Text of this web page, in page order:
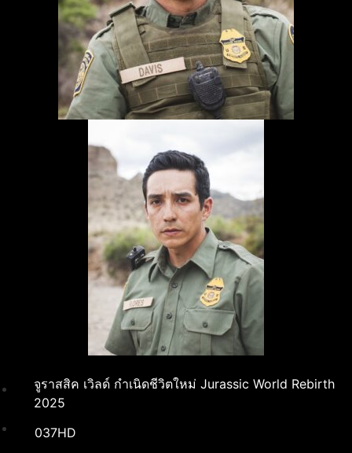
จูราสสิค เวิลด์ กำเนิดชีวิตใหม่ Jurassic World Rebirth
2025
037HD